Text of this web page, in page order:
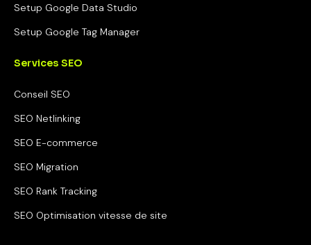
Setup Google Data Studio
Setup Google Tag Manager
Services SEO
Conseil SEO
SEO Netlinking
SEO E-commerce
SEO Migration
SEO Rank Tracking
SEO Optimisation vitesse de site